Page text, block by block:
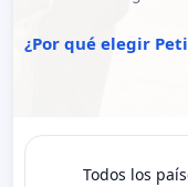
¿Por qué elegir
Todos los